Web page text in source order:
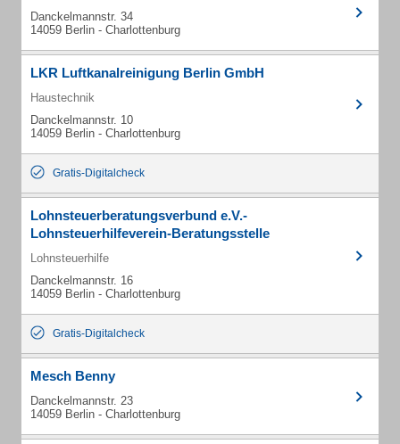
Danckelmannstr. 34
14059 Berlin - Charlottenburg
LKR Luftkanalreinigung Berlin GmbH
Haustechnik
Danckelmannstr. 10
14059 Berlin - Charlottenburg
Gratis-Digitalcheck
Lohnsteuerberatungsverbund e.V.-
Lohnsteuerhilfeverein-Beratungsstelle
Lohnsteuerhilfe
Danckelmannstr. 16
14059 Berlin - Charlottenburg
Gratis-Digitalcheck
Mesch Benny
Danckelmannstr. 23
14059 Berlin - Charlottenburg